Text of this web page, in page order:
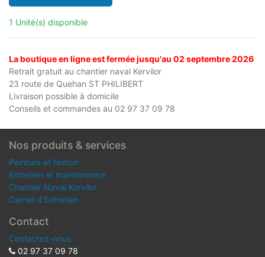
1 Unité(s) disponible
La boutique en ligne est fermée jusqu'au 02 septembre 2026
Retrait gratuit au chantier naval Kervilor
23 route de Quehan ST PHILIBERT
Livraison possible à domicile
Conseils et commandes au 02 97 37 09 78
Nos produits & services
Peinture et finition
Entretien et maintenance
Chantier Naval Kervilor
Carnet d'Entretien
Contact
Contactez-nous
02 97 37 09 78